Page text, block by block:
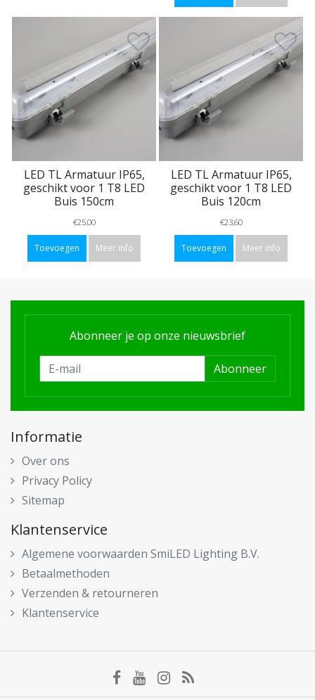
LED TL Armatuur IP65,
geschikt voor 1 T8 LED
Buis 150cm
€25,00
Toevoegen Meer info
LED TL Armatuur IP65,
geschikt voor 1 T8 LED
Buis 120cm
€23,60
Toevoegen Meer info
Abonneer je op onze nieuwsbrief
Abonneer
Informatie
Over ons
Privacy Policy
Sitemap
Klantenservice
Algemene voorwaarden SmiLED Lighting B.V.
Betaalmethoden
Verzenden & retourneren
Klantenservice